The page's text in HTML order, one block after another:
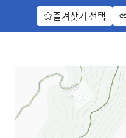
즐겨찾기 선택